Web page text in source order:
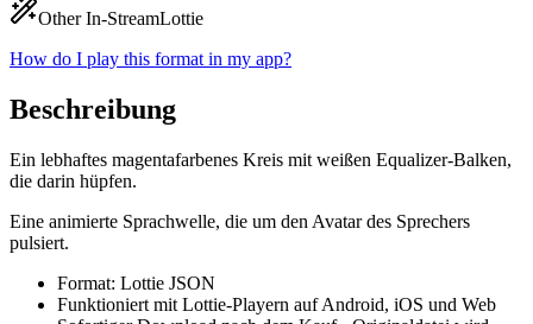
Other In-StreamLottie
How do I play this format in my app?
Beschreibung
Ein lebhaftes magentafarbenes Kreis mit weißen Equalizer-Balken,
die darin hüpfen.
Eine animierte Sprachwelle, die um den Avatar des Sprechers
pulsiert.
Format: Lottie JSON
Funktioniert mit Lottie-Playern auf Android, iOS und Web